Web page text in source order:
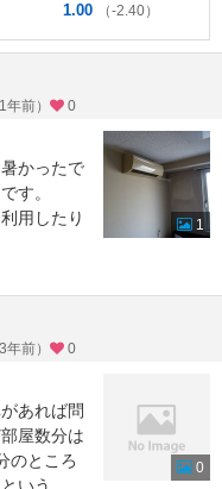
1.00 （-2.40）
前） 0
かったで
す。
用したり
1
前） 0
あれば問
屋数分は
のところ
0